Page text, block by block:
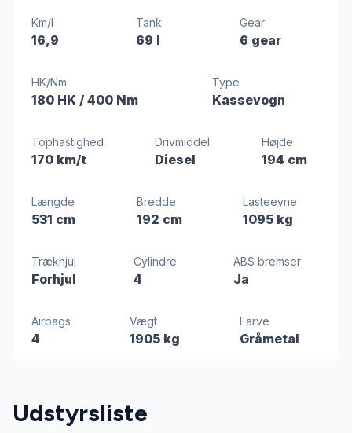
Km/l
16,9
Tank
69 l
Gear
6 gear
HK/Nm
180 HK / 400 Nm
Type
Kassevogn
Tophastighed
170 km/t
Drivmiddel
Diesel
Højde
194 cm
Længde
531 cm
Bredde
192 cm
Lasteevne
1095 kg
Trækhjul
Forhjul
Cylindre
4
ABS bremser
Ja
Airbags
4
Vægt
1905 kg
Farve
Gråmetal
Udstyrsliste